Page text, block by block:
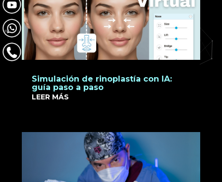
Simulación de rinoplastía con IA:
guía paso a paso
LEER MÁS